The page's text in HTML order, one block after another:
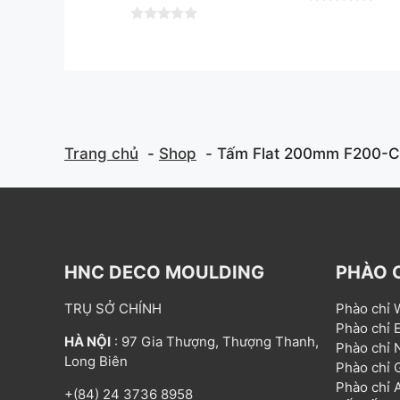
Trang chủ Shop Tấm Flat 200mm F200-
HNC DECO MOULDING
TRỤ SỞ CHÍNH
HÀ NỘI : 97 Gia Thượng, Thượng Thanh,
Long Biên
+(84) 24 3736 8958
PHÀO
Phào chỉ
Phào chỉ
Phào chỉ
Phào chỉ
Phào chỉ